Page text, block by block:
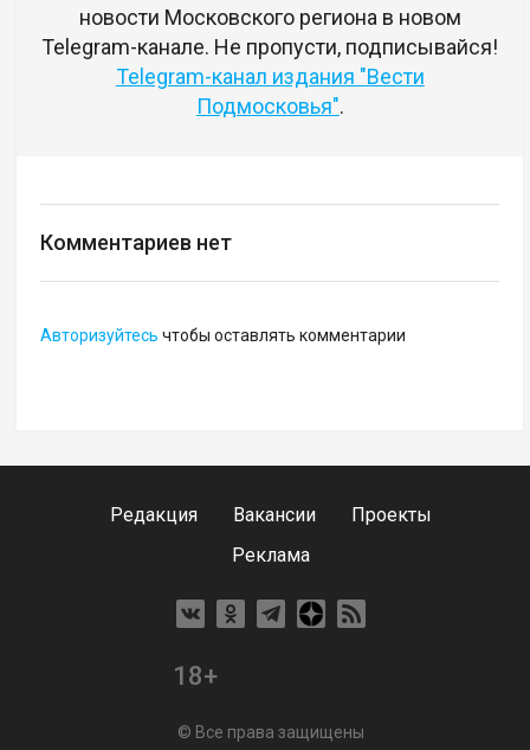
новости Московского региона в новом
Telegram-канале. Не пропусти, подписывайся!
Telegram-канал издания "Вести
Подмосковья".
Комментариев нет
Авторизуйтесь чтобы оставлять комментарии
Редакция Вакансии
Проекты
Реклама
18+
© Все права защищены